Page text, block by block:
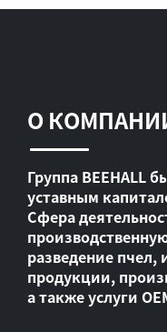
О
Группа BEEHALL
уставным
Сфера
разведение пчел,
продукции,
а также услуги